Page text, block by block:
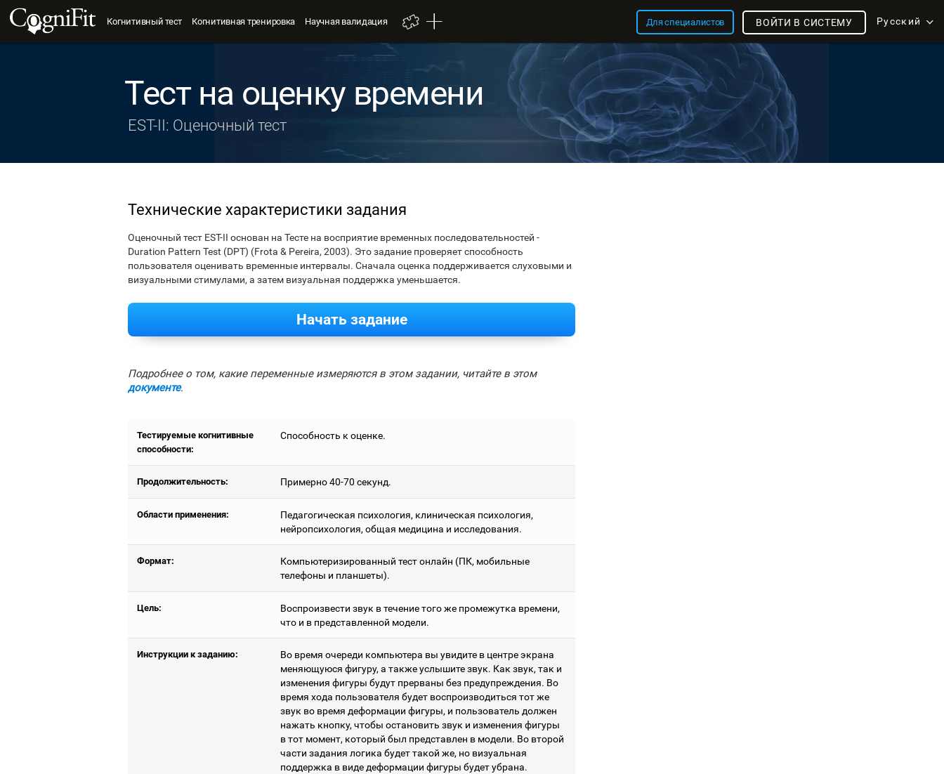
Когнитивный тест Когнитивная тренировка Научная валидация Для специалистов Русский
ВОЙТИ В СИСТЕМУ
Тест на оценку времени
EST-II: Оценочный тест
Технические характеристики задания
Оценочный тест EST-II основан на Тесте на восприятие временных последовательностей -
Duration Pattern Test (DPT) (Frota & Pereira, 2003). Это задание проверяет способность
пользователя оценивать временные интервалы. Сначала оценка поддерживается слуховыми и
визуальными стимулами, а затем визуальная поддержка уменьшается.
Начать задание
Подробнее о том, какие переменные измеряются в этом задании, читайте в этом
документе.
Тестируемые когнитивные
способности:
Способность к оценке.
Продолжительность: Примерно 40-70 секунд.
Области применения:
Педагогическая психология, клиническая психология,
нейропсихология, общая медицина и исследования.
Формат:
Компьютеризированный тест онлайн (ПК, мобильные
телефоны и планшеты).
Цель:
Воспроизвести звук в течение того же промежутка времени,
что и в представленной модели.
Инструкции к заданию:
Во время очереди компьютера вы увидите в центре экрана
меняющуюся фигуру, а также услышите звук. Как звук, так и
изменения фигуры будут прерваны без предупреждения. Во
время хода пользователя будет воспроизводиться тот же
звук во время деформации фигуры, и пользователь должен
нажать кнопку, чтобы остановить звук и изменения фигуры
в тот момент, который был представлен в модели. Во второй
части задания логика будет такой же, но визуальная
поддержка в виде деформации фигуры будет убрана.